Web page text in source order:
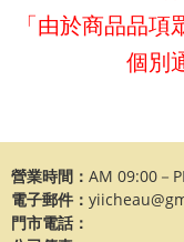
「由於商品品
個別
營業時間： AM 09:00－
電子郵件：
門市電話：